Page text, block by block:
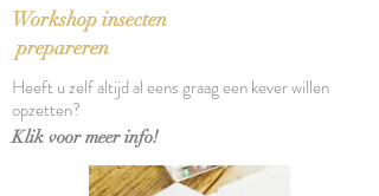
Verschijningsdatum: 1984
Aantal pagina's: 364
Workshop insecten
prepareren
Heeft u zelf altijd al eens graag een kever willen
opzetten?
Klik voor meer info!